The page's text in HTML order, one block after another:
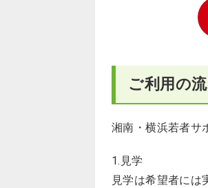
ご利用の
湘南・横浜若者サ
1.見学
見学は希望者には